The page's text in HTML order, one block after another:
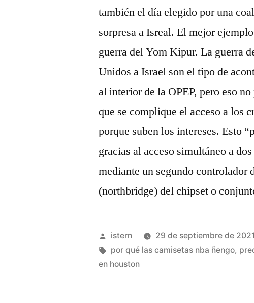
también el día elegido por una
sorpresa a Isreal. El mejor
guerra del Yom Kipur. La guerra
Unidos a Israel son el tipo de
al interior de la OPEP, pero eso
que se complique el acceso a los
porque suben los intereses. Esto
gracias al acceso simultáneo a
mediante un segundo controlador
(northbridge) del chipset o
Publicado
por
istern 29 de septiembre de 2021
Etiquetas:
por qué las camisetas nba ñengo,
en houston